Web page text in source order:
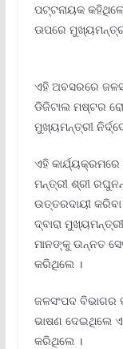
ପଟ୍ଟନାୟକ
ଊପରେ
ଏହି ଅବସରରେ
ଡିଜିଟାଲ ମଷ୍ଟର
ମୁଖ୍ୟମନ୍ତ୍ରୀ
ଏହି
ମନ୍ତ୍ରୀ ଶ୍ରୀ
ଉତ୍ତରଦାୟୀ
ଦ୍ବାରା
ମାନଙ୍କୁ ଉନ୍ନତ
କରିଥିଲେ ।
ଜଳସଂପଦ ବିଭାଗର
ଭାଷଣ ଦେଇଥିଲେ
କରିଥିଲେ ।